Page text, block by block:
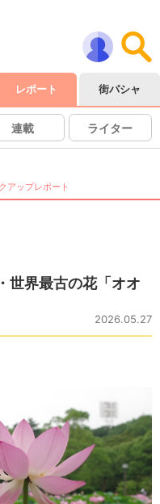
レポート 街パシャ
連載 ライター
アップレポート
世界最古の花「オオ
2026.05.27